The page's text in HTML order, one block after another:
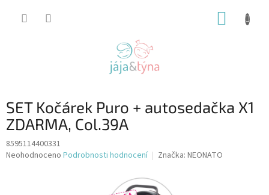
SET Kočárek Puro + autosedačka X1
ZDARMA, Col.39A
8595114400331
Průměrné
Neohodnoceno Podrobnosti hodnocení Značka: NEONATO